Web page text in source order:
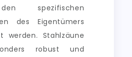
spezifischen
des Eigentümers
werden. Stahlzäune
robust und